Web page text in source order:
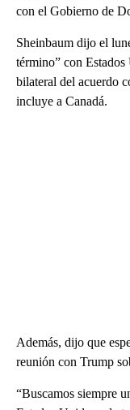
con el Gobierno de
Sheinbaum dijo el
término” con
bilateral del acuerdo
incluye a Canadá.
Además, dijo que
reunión con Trump
“Buscamos siempre